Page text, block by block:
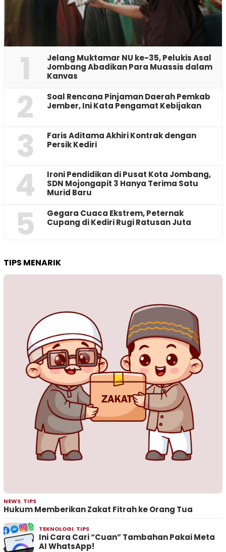
1
Jelang Muktamar NU ke-35, Pelukis Asal
Jombang Abadikan Para Muassis dalam
Kanvas
2
‎Soal Rencana Pinjaman Daerah Pemkab
Jember, Ini Kata Pengamat Kebijakan ‎
3
Faris Aditama Akhiri Kontrak dengan
Persik Kediri
4
Ironi Pendidikan di Pusat Kota Jombang,
SDN Mojongapit 3 Hanya Terima Satu
Murid Baru
5
‎Gegara Cuaca Ekstrem, Peternak
Cupang di Kediri Rugi Ratusan Juta
TIPS MENARIK
NEWS, TIPS
Hukum Memberikan Zakat Fitrah ke Orang Tua
TEKNOLOGI, TIPS
Ini Cara Cari “Cuan” Tambahan Pakai Meta
AI WhatsApp!